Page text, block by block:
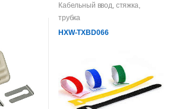
Кабельный ввод, стяжка,
трубка
HXW-TXBD066